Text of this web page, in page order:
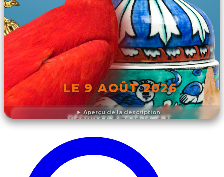
Aperçu de la description
LE 9 AOÛT 2026
DÉCOUVRIR L'ÉVÉNEMENT